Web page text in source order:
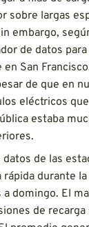
sobre largas
embargo,
de datos
en San
de que en
eléctricos
estaba
datos de las
rápida durante
a domingo. El
de